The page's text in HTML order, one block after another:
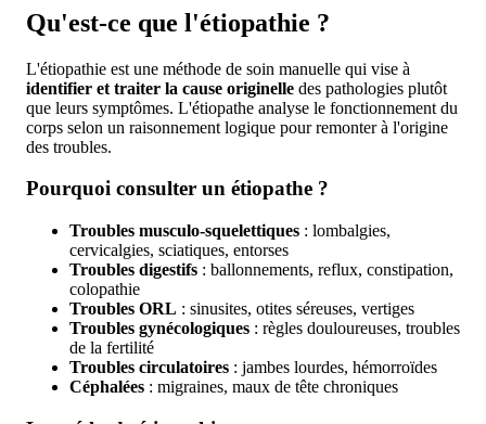
Qu'est-ce que l'étiopathie ?
L'étiopathie est une méthode de soin manuelle qui vise à
identifier et traiter la cause originelle des pathologies plutôt
que leurs symptômes. L'étiopathe analyse le fonctionnement du
corps selon un raisonnement logique pour remonter à l'origine
des troubles.
Pourquoi consulter un étiopathe ?
Troubles musculo-squelettiques : lombalgies,
cervicalgies, sciatiques, entorses
Troubles digestifs : ballonnements, reflux, constipation,
colopathie
Troubles ORL : sinusites, otites séreuses, vertiges
Troubles gynécologiques : règles douloureuses, troubles
de la fertilité
Troubles circulatoires : jambes lourdes, hémorroïdes
Céphalées : migraines, maux de tête chroniques